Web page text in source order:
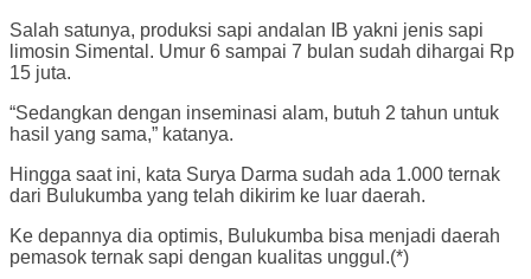
Salah satunya, produksi sapi andalan IB yakni jenis sapi
limosin Simental. Umur 6 sampai 7 bulan sudah dihargai Rp
15 juta.
“Sedangkan dengan inseminasi alam, butuh 2 tahun untuk
hasil yang sama,” katanya.
Hingga saat ini, kata Surya Darma sudah ada 1.000 ternak
dari Bulukumba yang telah dikirim ke luar daerah.
Ke depannya dia optimis, Bulukumba bisa menjadi daerah
pemasok ternak sapi dengan kualitas unggul.(*)